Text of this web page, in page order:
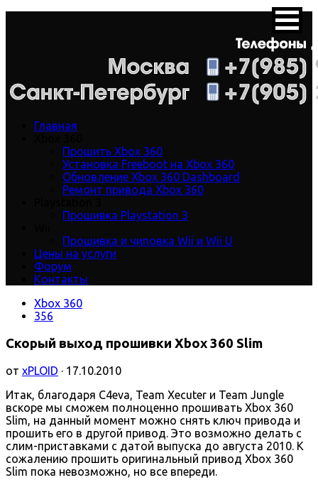
Главная
Прошить Xbox 360
Установка Freeboot на Xbox 360
Обновление Xbox 360 Dashboard
Ремонт привода Xbox 360
Прошивка Playstation 3
Прошивка и чиповка Wii и Wii U
Цены на услуги
Форум
Контакты
Xbox 360
356
Скорый выход прошивки Xbox 360 Slim
от xPLOID · 17.10.2010
Итак, благодаря C4eva, Team Xecuter и Team Jungle
вскоре мы сможем полноценно прошивать Xbox 360
Slim, на данный момент можно снять ключ привода и
прошить его в другой привод. Это возможно делать с
слим-приставками с датой выпуска до августа 2010. К
сожалению прошить оригинальный привод Xbox 360
Slim пока невозможно, но все впереди.